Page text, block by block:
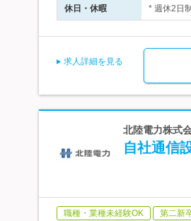
休日・休暇 * 週休2日
求人詳細を見る
北陸電力株式
自社通信
職種・業種未経験OK 第二新